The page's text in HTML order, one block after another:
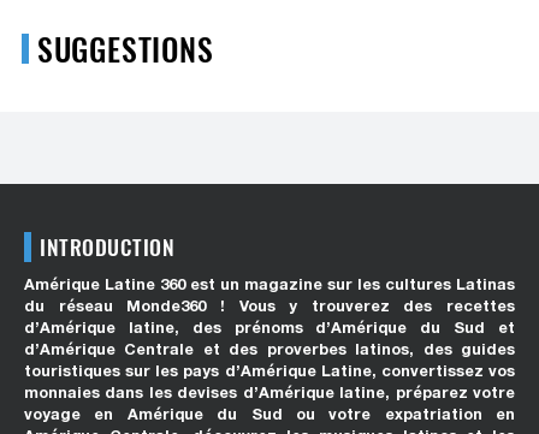
SUGGESTIONS
INTRODUCTION
Amérique Latine 360 est un magazine sur les cultures Latinas
du réseau Monde360 ! Vous y trouverez des recettes
d’Amérique latine, des prénoms d’Amérique du Sud et
d’Amérique Centrale et des proverbes latinos, des guides
touristiques sur les pays d’Amérique Latine, convertissez vos
monnaies dans les devises d’Amérique latine, préparez votre
voyage en Amérique du Sud ou votre expatriation en